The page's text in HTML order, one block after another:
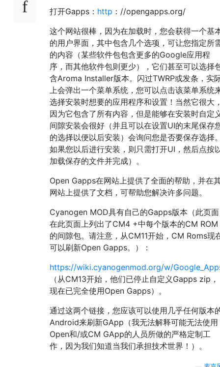
打开Gapps： http ：//opengapps.org/
这个网站很棒，因为在加载时，您会获得一个基
的用户界面，其中包含几个选项，可让您指定所
的内容（某些软件包包含更多的Google应用程
序，而其他软件包则更少），它们甚至可以选择
含Aroma Installer版本。闪过TWRP或发条，实
上会弹出一个菜单系统，您可以点击该菜单系统
选择安装时想要的应用程序和设置！当然它很大
因为它包含了所有内容，但是能够在安装时自定
间隙安装会很好（并且可以在设置UI的末尾保存
的选择以便以后安装）会询问您是否要保存选择
如果您以后进行安装，则只需打开UI，然后点按
加载保存的文件并完成）。
Open Gapps在网站上提供了全面的帮助，并在
网站上提供了文档，可帮助您解决许多问题。
Cyanogen MOD具有自己的Gapps版本（此页面
在此页面上列出了CM4 +中每个版本的CM ROM
的间隙包。请注意，从CM11开始，CM Roms现
可以刷新Open Gapps。）：
https://wiki.cyanogenmod.org/w/
（从CM13开始，他们已停止自定义Gapps zip，
现在已完全使用Open Gapps）。
通过这两个链接，您应该可以使用几乎任何版本
Android来刷新GApp（我无法解释可能无法使用
Open和/或CM GApp的人员所做的严格定制工
作，因为我们知道当我们承担技术世界！）。